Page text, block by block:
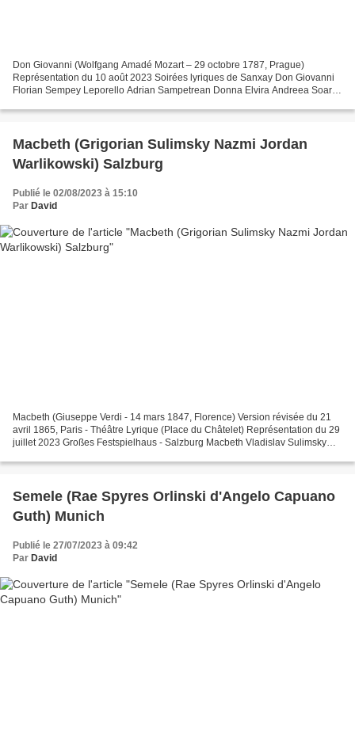
Don Giovanni (Wolfgang Amadé Mozart – 29 octobre 1787, Prague)
Représentation du 10 août 2023 Soirées lyriques de Sanxay Don Giovanni
Florian Sempey Leporello Adrian Sampetrean Donna Elvira Andreea Soare
Macbeth (Grigorian Sulimsky Nazmi Jordan
Warlikowski) Salzburg
Publié le 02/08/2023 à 15:10
Par David
Macbeth (Giuseppe Verdi - 14 mars 1847, Florence) Version révisée du 21
avril 1865, Paris - Théâtre Lyrique (Place du Châtelet) Représentation du 29
juillet 2023 Großes Festspielhaus - Salzburg Macbeth Vladislav Sulimsky
Semele (Rae Spyres Orlinski d'Angelo Capuano
Guth) Munich
Publié le 27/07/2023 à 09:42
Par David